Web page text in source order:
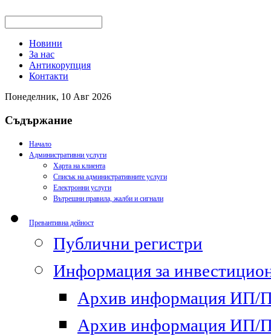
Новини
За нас
Антикорупция
Контакти
Понеделник, 10 Авг 2026
Съдържание
Начало
Административни услуги
Харта на клиента
Списък на административните услуги
Електронни услуги
Вътрешни правила, жалби и сигнали
Превантивна дейност
Публични регистри
Информация за
Архив информация ИП/
Архив информация ИП/